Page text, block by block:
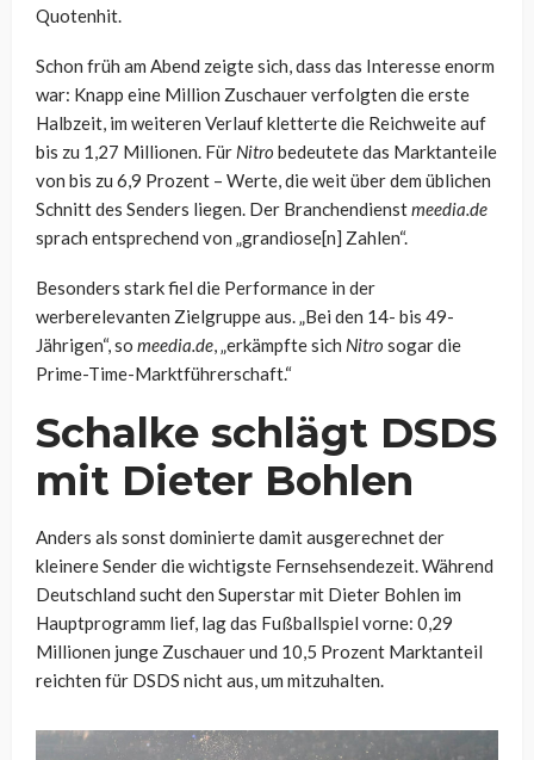
Quotenhit.
Schon früh am Abend zeigte sich, dass das Interesse enorm
war: Knapp eine Million Zuschauer verfolgten die erste
Halbzeit, im weiteren Verlauf kletterte die Reichweite auf
bis zu 1,27 Millionen. Für Nitro bedeutete das Marktanteile
von bis zu 6,9 Prozent – Werte, die weit über dem üblichen
Schnitt des Senders liegen. Der Branchendienstmeedia.de
sprach entsprechend von „grandiose[n] Zahlen“.
Besonders stark fiel die Performance in der
werberelevanten Zielgruppe aus. „Bei den 14- bis 49-
Jährigen“, so meedia.de, „erkämpfte sich Nitro sogar die
Prime-Time-Marktführerschaft.“
Schalke schlägt DSDS
mit Dieter Bohlen
Anders als sonst dominierte damit ausgerechnet der
kleinere Sender die wichtigste Fernsehsendezeit. Während
Deutschland sucht den Superstar mit Dieter Bohlen im
Hauptprogramm lief, lag das Fußballspiel vorne: 0,29
Millionen junge Zuschauer und 10,5 Prozent Marktanteil
reichten für DSDS nicht aus, um mitzuhalten.